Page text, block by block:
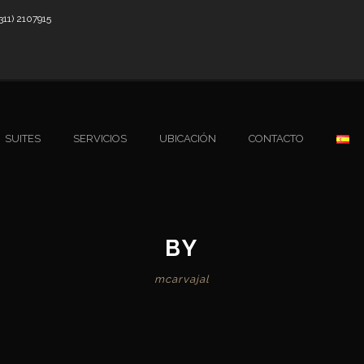
2107915
SUITES SERVICIOS UBICACIÓN CONTACTO
BY
mcarvajal